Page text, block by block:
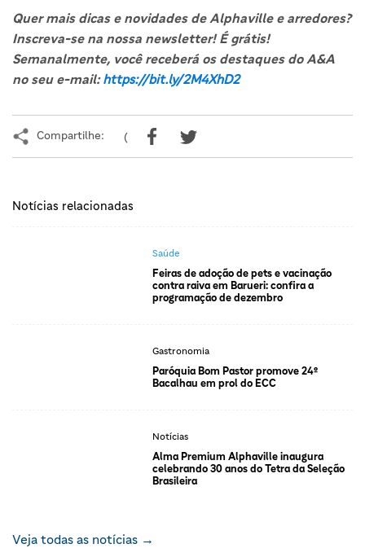
Quer mais dicas e novidades de Alphaville e arredores?
Inscreva-se na nossa newsletter! É grátis!
Semanalmente, você receberá os destaques do A&A
no seu e-mail:https://bit.ly/2M4XhD2
Compartilhe: (
Notícias relacionadas
Saúde
Feiras de adoção de pets e vacinação
contra raiva em Barueri: confira a
programação de dezembro
Gastronomia
Paróquia Bom Pastor promove 24º
Bacalhau em prol do ECC
Notícias
Alma Premium Alphaville inaugura
celebrando 30 anos do Tetra da Seleção
Brasileira
Veja todas as notícias →